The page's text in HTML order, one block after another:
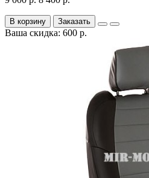
В корзину Заказать
Ваша скидка: 600 р.